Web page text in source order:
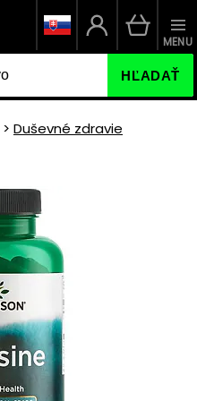
HĽADAŤ
MENU
Duševné zdravie